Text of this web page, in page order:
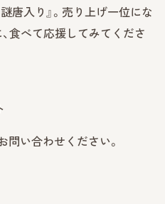
唐入り』。売り上げ一位にな
食べて応援してみてくださ
問い合わせください。